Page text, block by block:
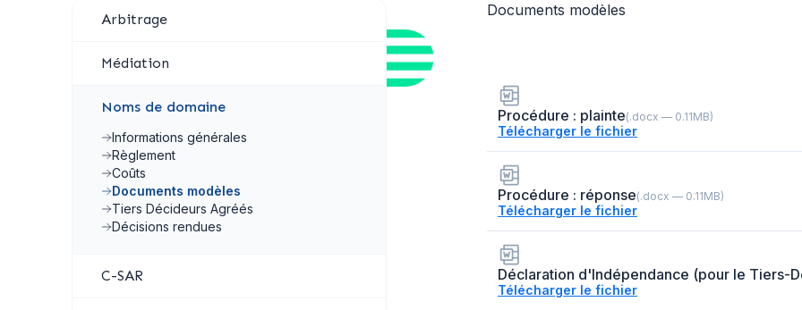
Arbitrage
Médiation
Noms de domaine
Informations générales
Règlement
Coûts
Documents modèles
Tiers Décideurs Agréés
Décisions rendues
C-SAR
Documents modèles
Procédure : plainte(.docx — 0.11MB)
Télécharger le fichier
Procédure : réponse(.docx — 0.11MB)
Télécharger le fichier
Déclaration d'Indépendance (pour le Tiers-
Télécharger le fichier